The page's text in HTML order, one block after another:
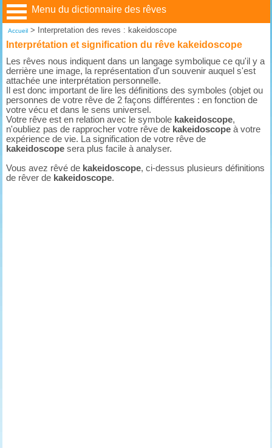
Menu du dictionnaire des rêves
Accueil> Interpretation des reves : kakeidoscope
Interprétation et signification du rêve kakeidoscope
Les rêves nous indiquent dans un langage symbolique ce qu'il y a
derrière une image, la représentation d'un souvenir auquel s'est
attachée une interprétation personnelle.
Il est donc important de lire les définitions des symboles (objet ou
personnes de votre rêve de 2 façons différentes : en fonction de
votre vécu et dans le sens universel.
Votre rêve est en relation avec le symbole kakeidoscope,
n'oubliez pas de rapprocher votre rêve de kakeidoscope à votre
expérience de vie. La signification de votre rêve de
kakeidoscope sera plus facile à analyser.
Vous avez rêvé de kakeidoscope, ci-dessus plusieurs définitions
de rêver de kakeidoscope.